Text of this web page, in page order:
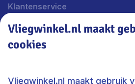
Klantenservice
Vliegwinkel.nl
Thema's
Vliegwinkel.nl maakt
cookies
Vliegwinkel.nl maakt gebruik